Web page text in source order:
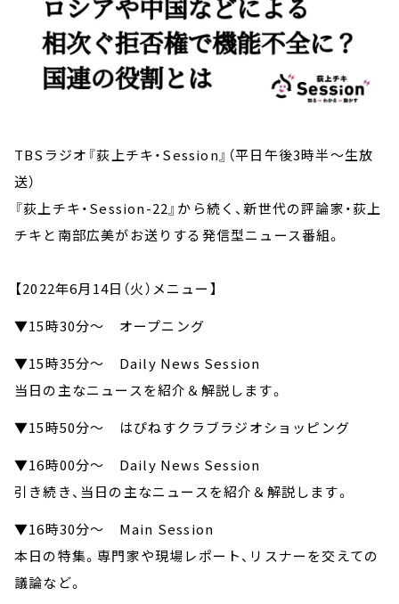
TBSラジオ『荻上チキ・Session』（平日午後3時半～生放
送）
『荻上チキ・Session-22』から続く、新世代の評論家・荻上
チキと南部広美がお送りする発信型ニュース番組。
【2022年6月14日（火）メニュー】
▼15時30分～ オープニング
▼15時35分～ Daily News Session
当日の主なニュースを紹介＆解説します。
▼15時50分～ はぴねすクラブラジオショッピング
▼16時00分～ Daily News Session
引き続き、当日の主なニュースを紹介＆解説します。
▼16時30分～ Main Session
本日の特集。専門家や現場レポート、リスナーを交えての
議論など。